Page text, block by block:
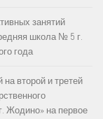
занятий
школа № 5 г.
года
второй и третей
Жодино» на первое